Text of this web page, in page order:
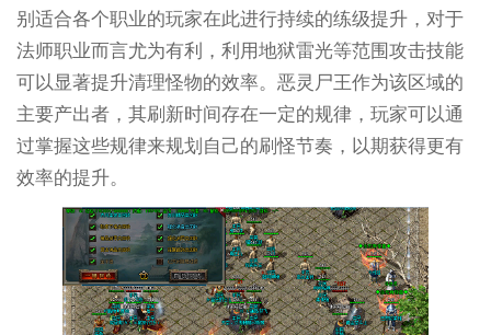
别适合各个职业的玩家在此进行持续的练级提升，对于
法师职业而言尤为有利，利用地狱雷光等范围攻击技能
可以显著提升清理怪物的效率。恶灵尸王作为该区域的
主要产出者，其刷新时间存在一定的规律，玩家可以通
过掌握这些规律来规划自己的刷怪节奏，以期获得更有
效率的提升。